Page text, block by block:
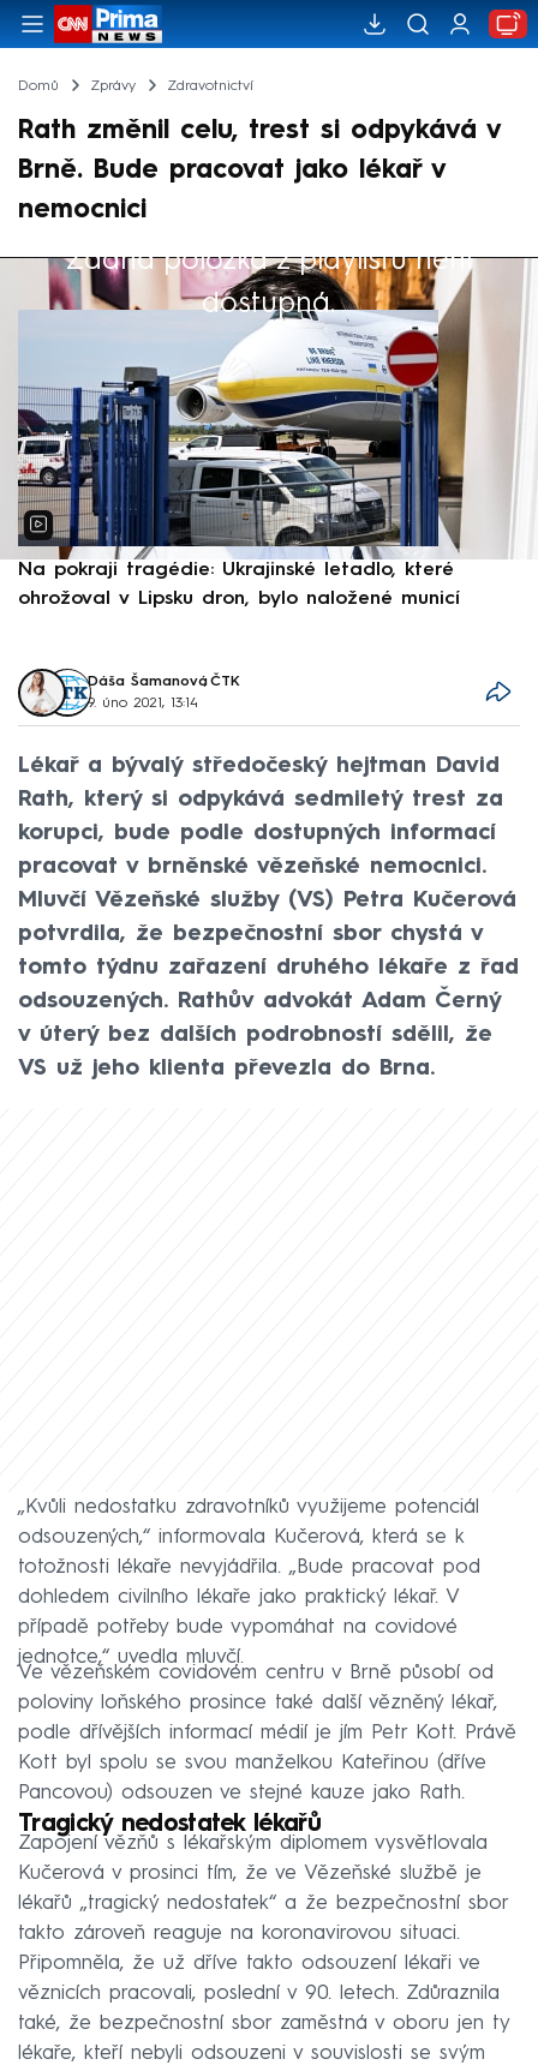
Domů Zprávy Zdravotnictví
Rath změnil celu, trest si odpykává v
Brně. Bude pracovat jako lékař v
nemocnici
Žádná položka z playlistu není
dostupná.
Výběr redakce
Na pokraji tragédie: Ukrajinské letadlo, které
ohrožoval v Lipsku dron, bylo naložené municí
Dáša Šamanová, ČTK
9. úno 2021, 13:14
Lékař a bývalý středočeský hejtman David
Rath, který si odpykává sedmiletý trest za
korupci, bude podle dostupných informací
pracovat v brněnské vězeňské nemocnici.
Mluvčí Vězeňské služby (VS) Petra Kučerová
potvrdila, že bezpečnostní sbor chystá v
tomto týdnu zařazení druhého lékaře z řad
odsouzených. Rathův advokát Adam Černý
v úterý bez dalších podrobností sdělil, že
VS už jeho klienta převezla do Brna.
„Kvůli nedostatku zdravotníků využijeme potenciál
odsouzených,“ informovala Kučerová, která se k
totožnosti lékaře nevyjádřila. „Bude pracovat pod
dohledem civilního lékaře jako praktický lékař. V
případě potřeby bude vypomáhat na covidové
jednotce,“ uvedla mluvčí.
Ve vězeňském covidovém centru v Brně působí od
poloviny loňského prosince také další vězněný lékař,
podle dřívějších informací médií je jím Petr Kott. Právě
Kott byl spolu se svou manželkou Kateřinou (dříve
Pancovou) odsouzen ve stejné kauze jako Rath.
Tragický nedostatek lékařů
Zapojení vězňů s lékařským diplomem vysvětlovala
Kučerová v prosinci tím, že ve Vězeňské službě je
lékařů „tragický nedostatek“ a že bezpečnostní sbor
takto zároveň reaguje na koronavirovou situaci.
Připomněla, že už dříve takto odsouzení lékaři ve
věznicích pracovali, poslední v 90. letech. Zdůraznila
také, že bezpečnostní sbor zaměstná v oboru jen ty
lékaře, kteří nebyli odsouzeni v souvislosti se svým